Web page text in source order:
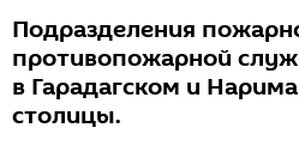
Подразделения
противопожарной
в Гарадагском и
столицы.